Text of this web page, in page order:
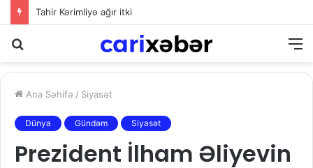
Elman Abdullayev UNESCO-dan geri çağırıldı
Ana Səhifə / Siyasət
Dünya Gündəm Siyasət
Prezident İlham Əliyevin